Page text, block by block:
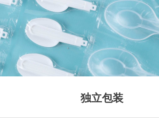
独立包装